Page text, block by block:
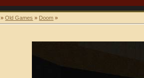
»Old Games » Doom »